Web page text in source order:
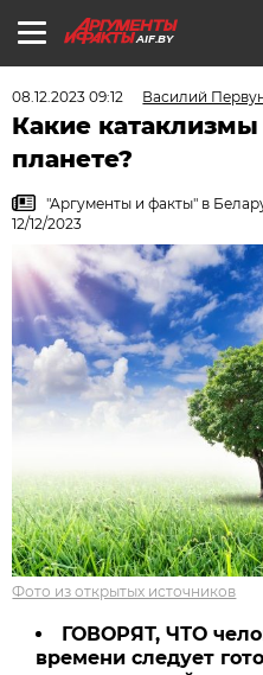
AIF.BY
08.12.2023 09:12 Василий
Какие
планете?
"Аргументы и факты" в
12/12/2023
Фото из открытых источников
ГОВОРЯТ, ЧТО
времени следует